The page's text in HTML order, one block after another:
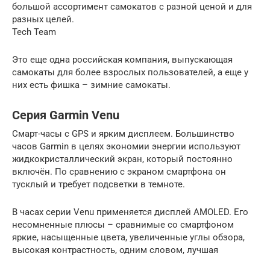
большой ассортимент самокатов с разной ценой и для
разных целей.
Tech Team
Это еще одна российская компания, выпускающая
самокаты для более взрослых пользователей, а еще у
них есть фишка – зимние самокаты.
Серия Garmin Venu
Смарт-часы с GPS и ярким дисплеем. Большинство
часов Garmin в целях экономии энергии используют
жидкокристаллический экран, который постоянно
включён. По сравнению с экраном смартфона он
тусклый и требует подсветки в темноте.
В часах серии Venu применяется дисплей AMOLED. Его
несомненные плюсы – сравнимые со смартфоном
яркие, насыщенные цвета, увеличенные углы обзора,
высокая контрастность, одним словом, лучшая